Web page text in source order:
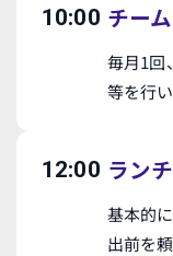
10:00 チー
毎月1回
等を行い
12:00 ランチ
基本的
出前を